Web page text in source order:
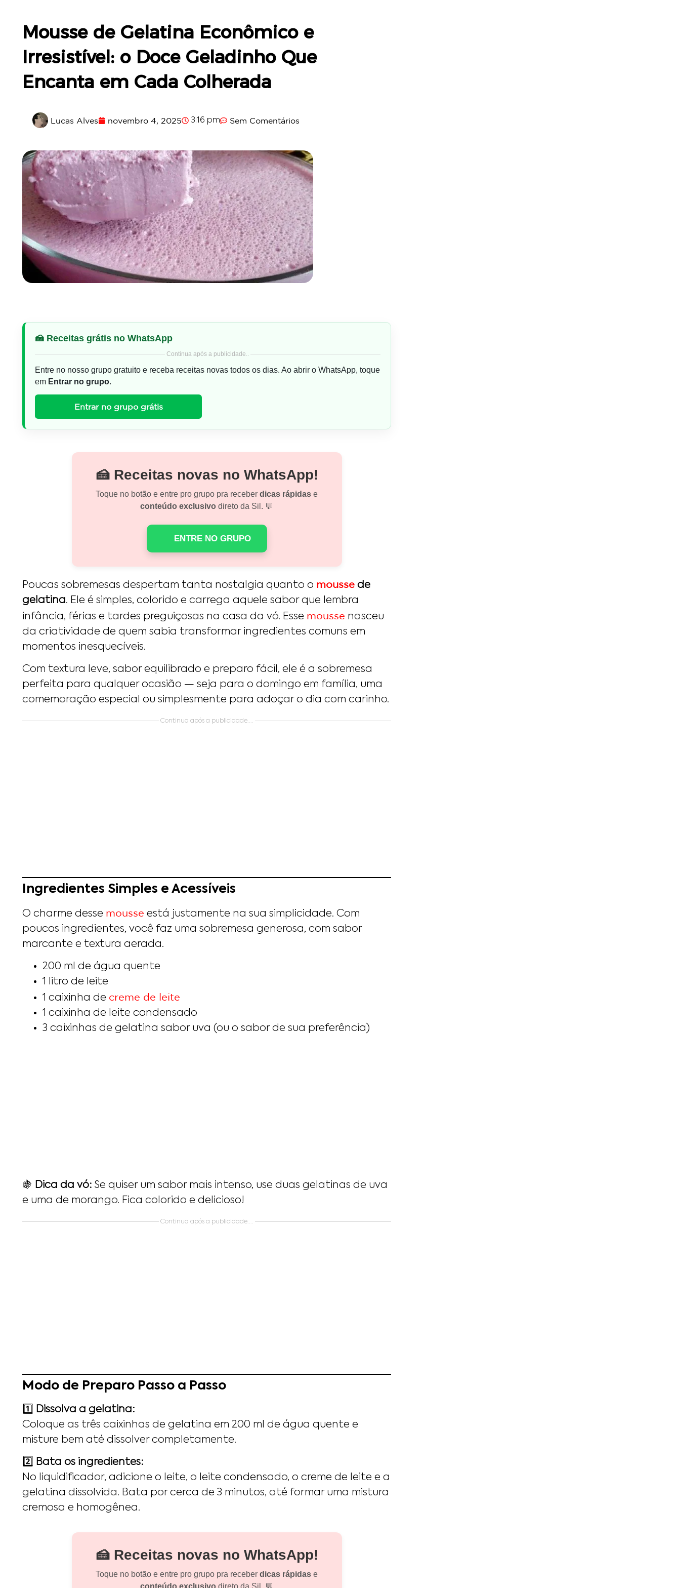
Mousse de Gelatina Econômico e
Irresistível: o Doce Geladinho Que
Encanta em Cada Colherada
Lucas Alves novembro 4, 2025 3:16 pm Sem Comentários
🍰 Receitas grátis no WhatsApp
Continua após a publicidade..
Entre no nosso grupo gratuito e receba receitas novas todos os dias. Ao abrir o WhatsApp, toque
em Entrar no grupo.
Entrar no grupo grátis
🍰 Receitas novas no WhatsApp!
Toque no botão e entre pro grupo pra receber dicas rápidas e
conteúdo exclusivo direto da Sil. 💬
ENTRE NO GRUPO
Poucas sobremesas despertam tanta nostalgia quanto o mousse de
gelatina. Ele é simples, colorido e carrega aquele sabor que lembra
infância, férias e tardes preguiçosas na casa da vó. Esse mousse nasceu
da criatividade de quem sabia transformar ingredientes comuns em
momentos inesquecíveis.
Com textura leve, sabor equilibrado e preparo fácil, ele é a sobremesa
perfeita para qualquer ocasião — seja para o domingo em família, uma
comemoração especial ou simplesmente para adoçar o dia com carinho.
Continua após a publicidade....
Ingredientes Simples e Acessíveis
O charme desse mousse está justamente na sua simplicidade. Com
poucos ingredientes, você faz uma sobremesa generosa, com sabor
marcante e textura aerada.
200 ml de água quente
1 litro de leite
1 caixinha de creme de leite
1 caixinha de leite condensado
3 caixinhas de gelatina sabor uva (ou o sabor de sua preferência)
🍇 Dica da vó: Se quiser um sabor mais intenso, use duas gelatinas de uva
e uma de morango. Fica colorido e delicioso!
Continua após a publicidade....
Modo de Preparo Passo a Passo
1️⃣ Dissolva a gelatina:
Coloque as três caixinhas de gelatina em 200 ml de água quente e
misture bem até dissolver completamente.
2️⃣ Bata os ingredientes:
No liquidificador, adicione o leite, o leite condensado, o creme de leite e a
gelatina dissolvida. Bata por cerca de 3 minutos, até formar uma mistura
cremosa e homogênea.
🍰 Receitas novas no WhatsApp!
Toque no botão e entre pro grupo pra receber dicas rápidas e